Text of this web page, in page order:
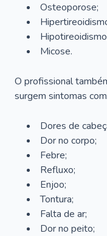
Osteoporose;
Micose.
O profissional
surgem sintomas
Dores de
Dor no corpo;
Febre;
Refluxo;
Enjoo;
Tontura;
Falta de ar;
Dor no peito;